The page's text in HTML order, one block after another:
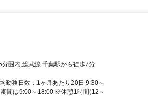
圏内,総武線 千葉駅から徒歩7分
勤務日数：1ヶ月あたり20日 9:30～
間は9:00～18:00 ※休憩1時間(12～